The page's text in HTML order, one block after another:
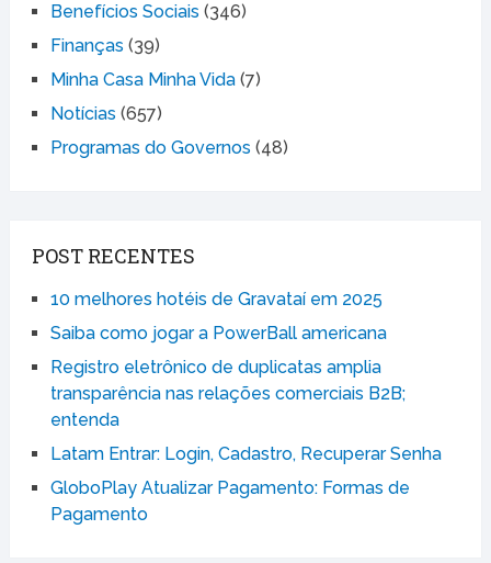
Benefícios Sociais (346)
Finanças (39)
Minha Casa Minha Vida(7)
Notícias (657)
Programas do Governos (48)
POST RECENTES
10 melhores hotéis de Gravataí em 2025
Saiba como jogar a PowerBall americana
Registro eletrônico de duplicatas amplia
transparência nas relações comerciais B2B;
entenda
Latam Entrar: Login, Cadastro, Recuperar Senha
GloboPlay Atualizar Pagamento: Formas de
Pagamento